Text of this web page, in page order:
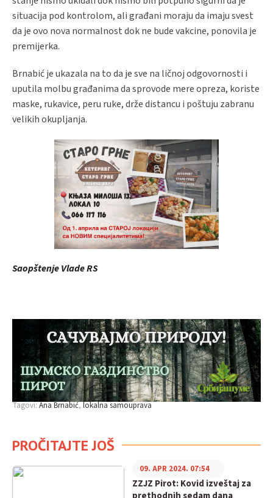
situacija pod kontrolom, ali građani moraju da imaju svest
da je ovo nova normalnost dok ne bude vakcine, ponovila je
premijerka.
Brnabić je ukazala na to da je sve na ličnoj odgovornosti i
uputila molbu građanima da sprovode mere opreza, koriste
maske, rukavice, peru ruke, drže distancu i poštuju zabranu
velikih okupljanja.
Saopštenje Vlade RS
Tagovi:Ana Brnabić lokalna samouprava
PROČITAJTE JOŠ
ZZJZ Pirot: Kovid izveštaj za
09. APR 2024. 07:54